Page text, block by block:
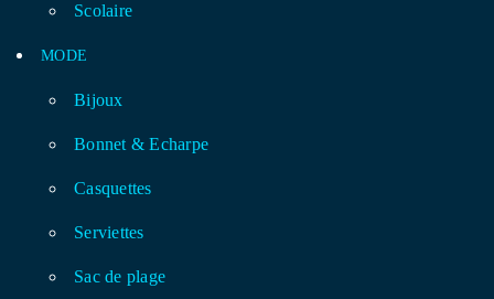
Scolaire
MODE
Bijoux
Bonnet & Echarpe
Casquettes
Serviettes
Sac de plage